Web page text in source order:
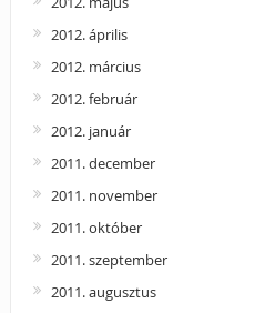
2012. április
2012. március
2012. február
2012. január
2011. december
2011. november
2011. október
2011. szeptember
2011. augusztus